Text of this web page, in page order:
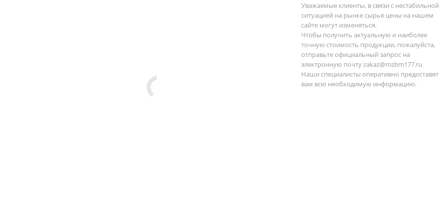
Уважаемые клиенты, в связи с нестабильной
ситуацией на рынке сырья цены на нашем
сайте могут изменяться.
Чтобы получить актуальную и наиболее
точную стоимость продукции, пожалуйста,
отправьте официальный запрос на
электронную почтуzakaz@mzbm177.ru
Наши специалисты оперативно предоставят
вам всю необходимую информацию.